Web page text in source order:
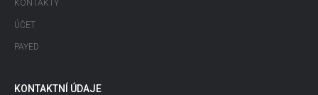
KONTAKTY
ÚČET
PAYED
KONTAKTNÍ ÚDAJE